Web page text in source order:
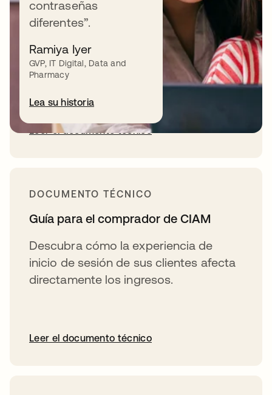
contraseñas
diferentes”.
Ramiya Iyer
GVP, IT Digital, Data and
Pharmacy
Lea su historia
convirtiendo
Consulte el estudio global sobre el rol
de la identidad del cliente y la
experiencia de usuario (UX).
Leer el documento técnico
DOCUMENTO TÉCNICO
Guía para el comprador de CIAM
Descubra cómo la experiencia de
inicio de sesión de sus clientes afecta
directamente los ingresos.
Leer el documento técnico